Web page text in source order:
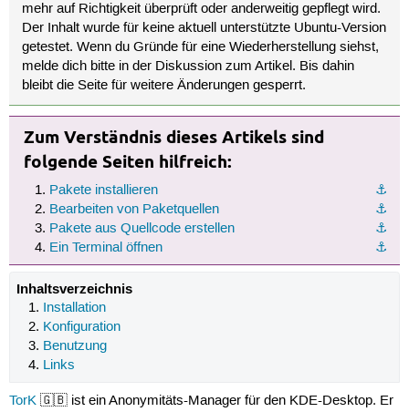
mehr auf Richtigkeit überprüft oder anderweitig gepflegt wird.
Der Inhalt wurde für keine aktuell unterstützte Ubuntu-Version
getestet. Wenn du Gründe für eine Wiederherstellung siehst,
melde dich bitte in der Diskussion zum Artikel. Bis dahin
bleibt die Seite für weitere Änderungen gesperrt.
Zum Verständnis dieses Artikels sind
folgende Seiten hilfreich:
⚓︎
Pakete installieren
⚓︎
Bearbeiten von Paketquellen
⚓︎
Pakete aus Quellcode erstellen
⚓︎
Ein Terminal öffnen
Inhaltsverzeichnis
Installation
Konfiguration
Benutzung
Links
TorK🇬🇧 ist ein Anonymitäts-Manager für den KDE-Desktop. Er